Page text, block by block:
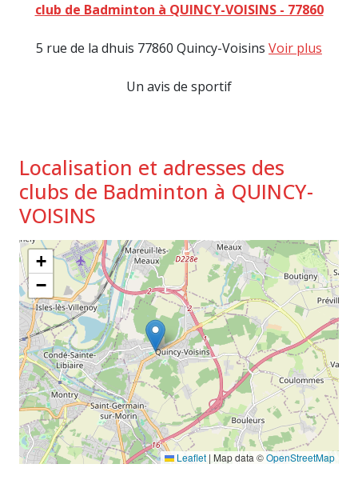
club de Badminton à QUINCY-VOISINS - 77860
5 rue de la dhuis 77860 Quincy-Voisins Voir plus
Un avis de sportif
Localisation et adresses des
clubs de Badminton à QUINCY-
VOISINS
+
−
Leaflet | Map data ©OpenStreetMap